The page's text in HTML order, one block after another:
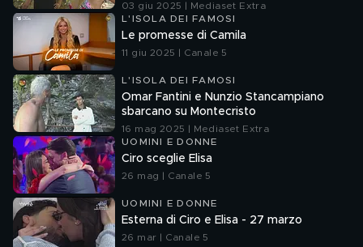
03 giu 2025 | Mediaset Extra
L'ISOLA DEI FAMOSI
Le promesse di Camila
11 giu 2025 | Canale 5
L'ISOLA DEI FAMOSI
Omar Fantini e Nunzio Stancampiano
sbarcano su Montecristo
16 mag 2025 | Mediaset Extra
UOMINI E DONNE
Ciro sceglie Elisa
26 mag | Canale 5
UOMINI E DONNE
Esterna di Ciro e Elisa - 27 marzo
26 mar | Canale 5